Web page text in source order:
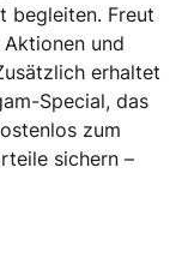
begleiten. Freut
und
erhaltet
Special, das
zum
sichern –